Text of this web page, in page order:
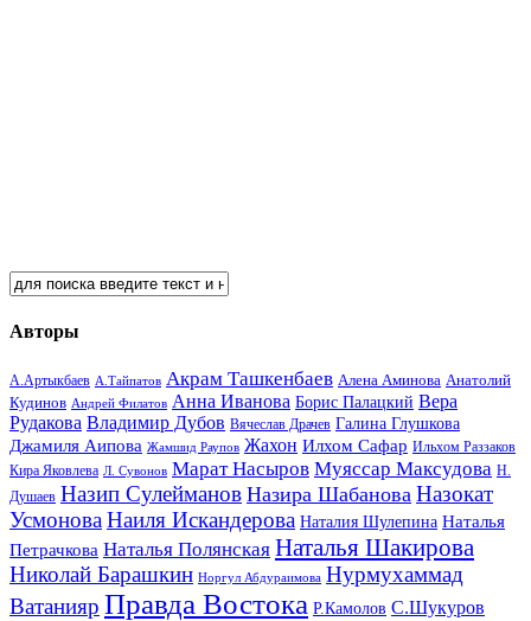
Авторы
А.Артыкбаев А.Тайпатов Акрам Ташкенбаев Алена Аминова Анатолий
Кудинов Андрей Филатов Анна Иванова Борис Палацкий Вера
Рудакова Владимир Дубов Вячеслав Драчев Галина Глушкова
Джамиля Аипова Жамшид Раупов Жахон Илхом Сафар Ильхом Раззаков
Кира Яковлева Л. Сувонов Марат Насыров Муяссар Максудова Н.
Душаев Назип Сулейманов Назира Шабанова Назокат
УсмоноваНаиля Искандерова Наталия Шулепина Наталья
Петрачкова Наталья Полянская Наталья Шакирова
Николай Барашкин Норгул Абдураимова Нурмухаммад
Ватанияр Правда Востока Р.Камолов С.Шукуров